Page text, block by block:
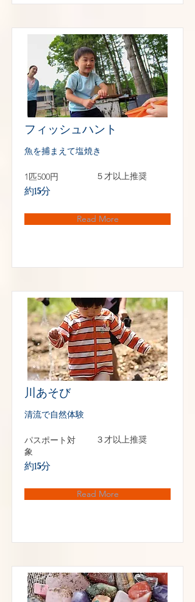
フィッシュハント
魚を捕まえて塩焼き
1匹500円 ５才以上推奨
約15分
Read More
川あそび
清流で自然体験
パスポート対
象
３才以上推奨
約15分
Read More